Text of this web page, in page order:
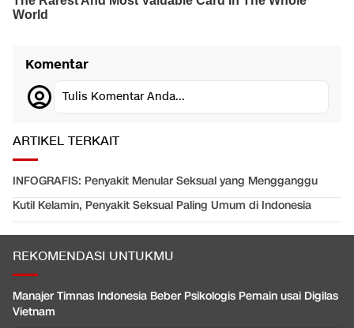
Komentar
Tulis Komentar Anda...
ARTIKEL TERKAIT
INFOGRAFIS: Penyakit Menular Seksual yang Mengganggu
Kutil Kelamin, Penyakit Seksual Paling Umum di Indonesia
REKOMENDASI UNTUKMU
Manajer Timnas Indonesia Beber Psikologis Pemain usai Digilas
Vietnam